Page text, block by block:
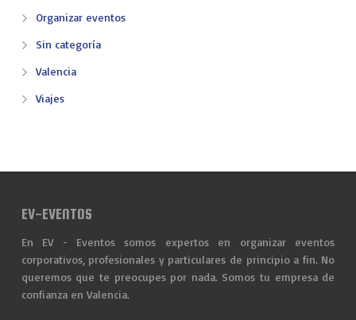
Organizar eventos
Sin categoría
Valencia
Viajes
EV-EVENTOS
En EV - Eventos somos expertos en organizar eventos
corporativos, profesionales y particulares de principio a fin. No
queremos que te preocupes por nada. Somos tu empresa de
confianza en Valencia.